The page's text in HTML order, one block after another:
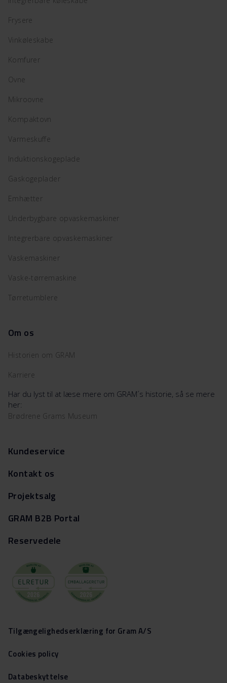
Frysere
Vinkøleskabe
Komfurer
Ovne
Mikroovne
Kompaktovn
Varmeskuffe
Induktionskogeplade
Gaskogeplader
Emhætter
Underbygbare opvaskemaskiner
Integrerbare opvaskemaskiner
Vaskemaskiner
Vaske-tørremaskine
Tørretumblere
Om os
Historien om GRAM
Karriere
Har du lyst til at læse mere om GRAM´s historie, så se mere
her:
Brødrene Grams Museum
Kundeservice
Kontakt os
Projektsalg
GRAM B2B Portal
Reservedele
Tilgængelighedserklæring for Gram A/S
Cookies policy
Databeskyttelse